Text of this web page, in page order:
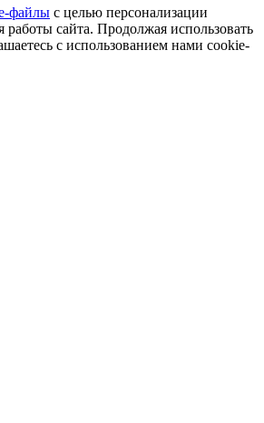
файлы с целью персонализации
работы сайта. Продолжая использовать
с использованием нами cookie-